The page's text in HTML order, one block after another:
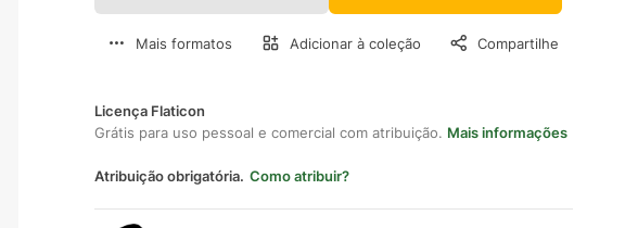
Mais formatos Adicionar à coleção Compartilhe
Licença Flaticon
Grátis para uso pessoal e comercial com atribuição. Mais informações
Atribuição obrigatória. Como atribuir?